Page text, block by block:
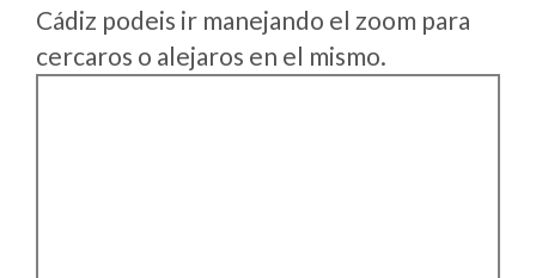
Cádiz podeis ir manejando el zoom para
cercaros o alejaros en el mismo.